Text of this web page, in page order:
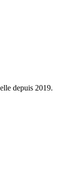
depuis 2019.